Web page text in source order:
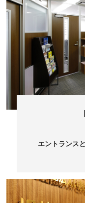
エントランス